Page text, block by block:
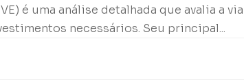
é uma análise detalhada que avalia a
necessários. Seu principal...